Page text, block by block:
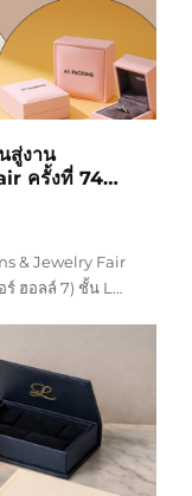
สู่งาน
ครั้งที่ 74
& Jewelry Fair
ฮอลล์ 7) ชั้น LG